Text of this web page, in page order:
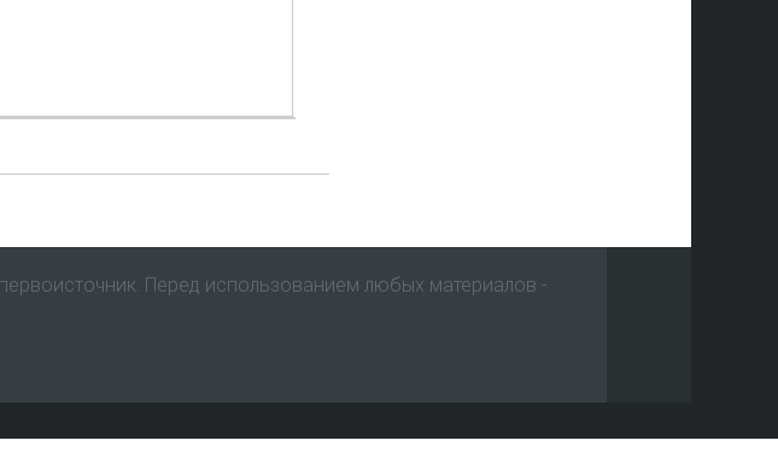
Перед использованием любых материалов -